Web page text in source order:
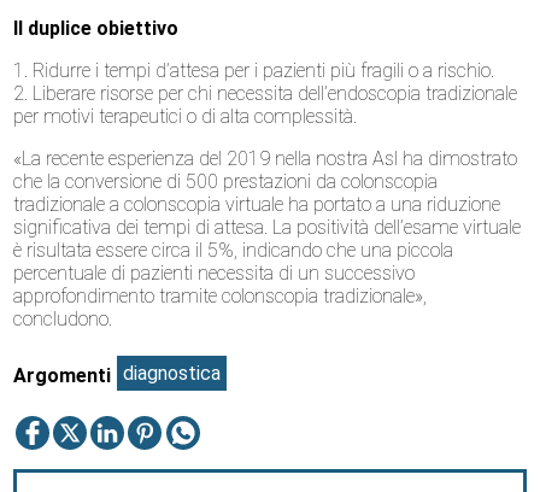
Il duplice obiettivo
1. Ridurre i tempi d’attesa per i pazienti più fragili o a rischio.
2. Liberare risorse per chi necessita dell’endoscopia tradizionale
per motivi terapeutici o di alta complessità.
«La recente esperienza del 2019 nella nostra Asl ha dimostrato
che la conversione di 500 prestazioni da colonscopia
tradizionale a colonscopia virtuale ha portato a una riduzione
significativa dei tempi di attesa. La positività dell’esame virtuale
è risultata essere circa il 5%, indicando che una piccola
percentuale di pazienti necessita di un successivo
approfondimento tramite colonscopia tradizionale»,
concludono.
Argomenti diagnostica